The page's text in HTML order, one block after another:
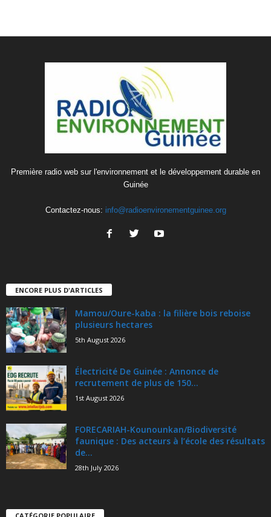
Première radio web sur l'environnement et le développement durable en
Guinée
Contactez-nous: info@radioenvironementguinee.org
ENCORE PLUS D'ARTICLES
Mamou/Oure-kaba : la filière bois reboise
plusieurs hectares
5th August 2026
Électricité De Guinée : Annonce de
recrutement de plus de 150...
1st August 2026
FORECARIAH-Kounounkan/Biodiversité
faunique : Des acteurs à l’école des résultats
de...
28th July 2026